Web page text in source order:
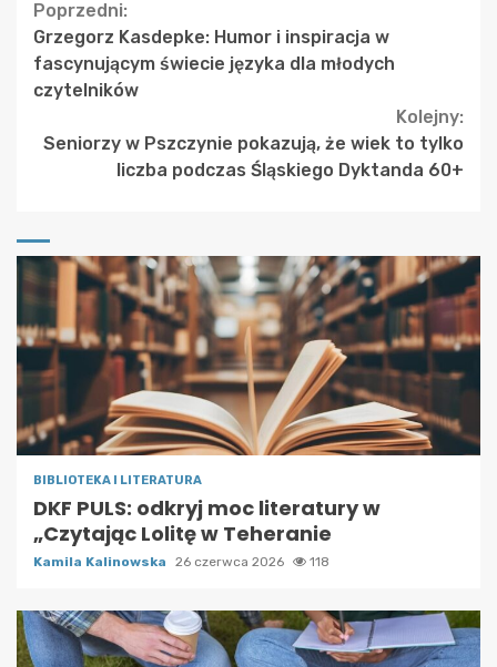
Continue
Reading
Poprzedni:
Grzegorz Kasdepke: Humor i inspiracja w
fascynującym świecie języka dla młodych
czytelników
Kolejny:
Seniorzy w Pszczynie pokazują, że wiek to tylko
liczba podczas Śląskiego Dyktanda 60+
BIBLIOTEKA I LITERATURA
DKF PULS: odkryj moc literatury w
„Czytając Lolitę w Teheranie
Kamila Kalinowska 26 czerwca 2026 118